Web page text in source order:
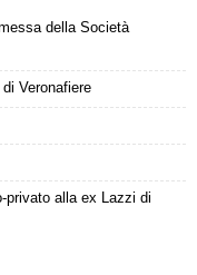
della Società
Veronafiere
privato alla ex Lazzi di